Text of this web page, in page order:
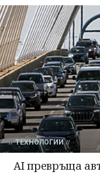
ТЕХНОЛОГИИ
АI превръща